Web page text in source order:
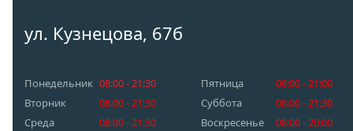
ул. Кузнецова, 67б
Понедельник 08:00 - 21:30
Вторник
08:00 - 21:30
Среда
08:00 - 21:30
Пятница
08:00 - 21:00
Суббота
08:00 - 21:30
Воскресенье
08:00 - 20:00